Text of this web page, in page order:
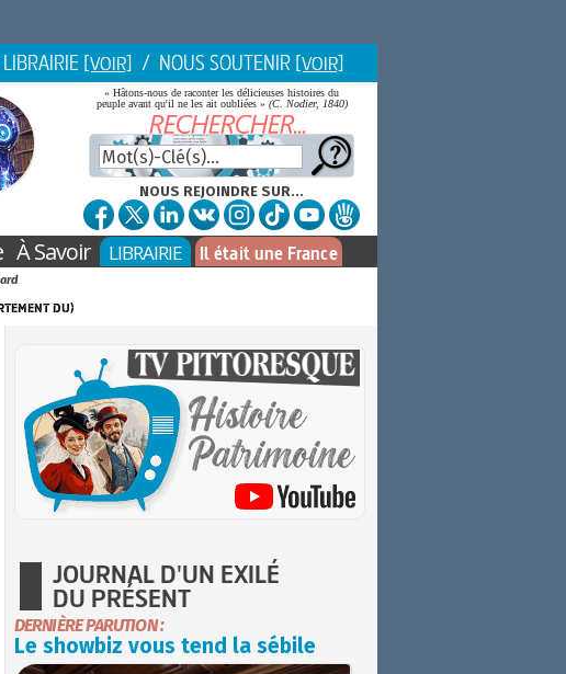
[VOIR] / NOUS SOUTENIR [VOIR]
« Hâtons-nous de raconter les délicieuses histoires du
peuple avant qu'il ne les ait oubliées » (C. Nodier, 1840)
NOUS REJOINDRE SUR...
À Savoir LIBRAIRIE Il était une France
du)
JOURNAL D'UN EXILÉ
DU PRÉSENT
DERNIÈRE PARUTION :
Le showbiz vous tend la sébile